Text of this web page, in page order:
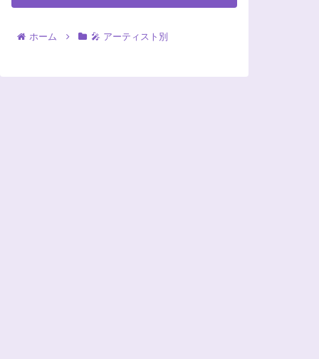
ホーム 🎤 アーティスト別